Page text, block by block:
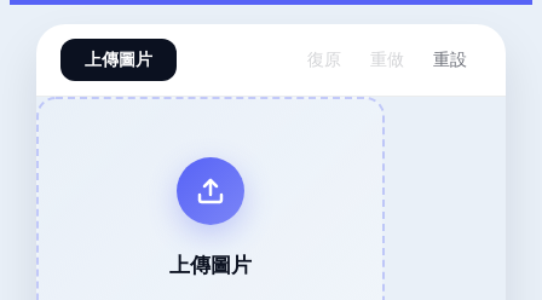
上傳圖片 復原 重做 重設
上傳圖片